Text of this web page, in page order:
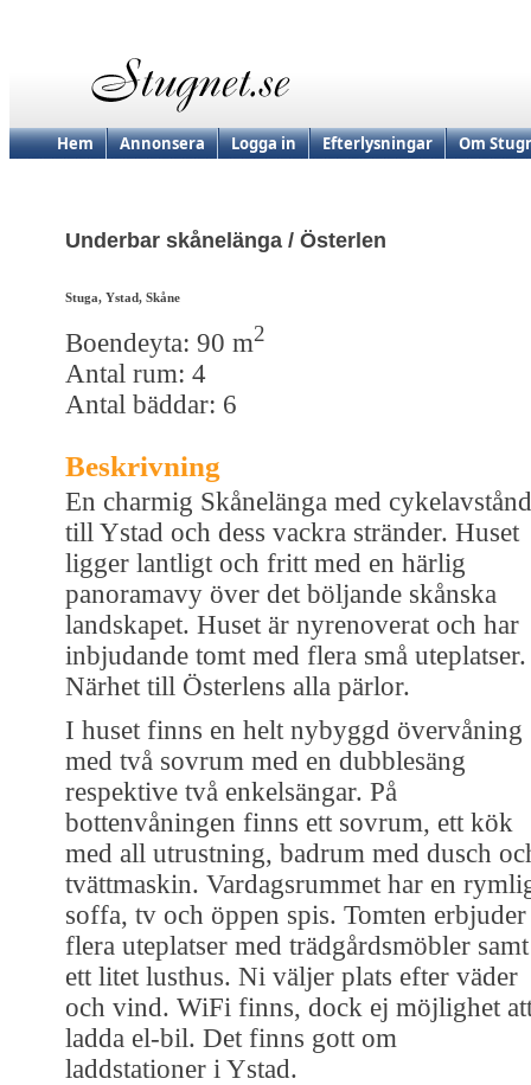
Hem Annonsera Logga in Efterlysningar Om
Underbar skånelänga / Österlen
Stuga, Ystad, Skåne
Boendeyta: 90 m2
Antal rum: 4
Antal bäddar: 6
Beskrivning
En charmig Skånelänga med cykelavstånd
till Ystad och dess vackra stränder. Huset
ligger lantligt och fritt med en härlig
panoramavy över det böljande skånska
landskapet. Huset är nyrenoverat och har
inbjudande tomt med flera små uteplatser.
Närhet till Österlens alla pärlor.
I huset finns en helt nybyggd övervåning
med två sovrum med en dubblesäng
respektive två enkelsängar. På
bottenvåningen finns ett sovrum, ett kök
med all utrustning, badrum med dusch
tvättmaskin. Vardagsrummet har en
soffa, tv och öppen spis. Tomten erbjuder
flera uteplatser med trädgårdsmöbler samt
ett litet lusthus. Ni väljer plats efter väder
och vind. WiFi finns, dock ej möjlighet
ladda el-bil. Det finns gott om
laddstationer i Ystad.